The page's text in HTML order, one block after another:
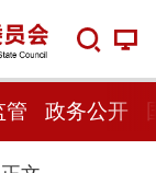
管 政务公开